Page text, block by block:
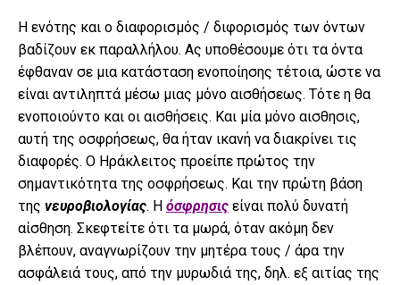
Η ενότης και ο διαφορισμός / διφορισμός των όντων
βαδίζουν εκ παραλλήλου. Ας υποθέσουμε ότι τα όντα
έφθαναν σε μια κατάσταση ενοποίησης τέτοια, ώστε να
είναι αντιληπτά μέσω μιας μόνο αισθήσεως. Τότε η θα
ενοποιούντο και οι αισθήσεις. Και μία μόνο αισθησις,
αυτή της οσφρήσεως, θα ήταν ικανή να διακρίνει τις
διαφορές. Ο Ηράκλειτος προείπε πρώτος την
σημαντικότητα της οσφρήσεως. Και την πρώτη βάση
της νευροβιολογίας. Η όσφρησις είναι πολύ δυνατή
αίσθηση. Σκεφτείτε ότι τα μωρά, όταν ακόμη δεν
βλέπουν, αναγνωρίζουν την μητέρα τους / άρα την
ασφάλειά τους, από την μυρωδιά της, δηλ. εξ αιτίας της